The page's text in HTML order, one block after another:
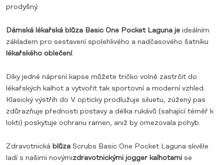
prodyšný.
Dámská lékařská blůza Basic One Pocket Laguna je ideálním
základem pro sestavení spolehlivého a nadčasového šatníku
lékařského oblečení.
Díky jedné náprsní kapse můžete tričko volně zastrčit do
lékařských kalhot a vytvořit tak sportovní a moderní vzhled.
Klasický výstřih do V opticky prodlužuje siluetu, zúžený pas
zdůrazňuje přednosti postavy a délka rukávů (sahající téměř k
lokti) poskytuje ochranu ramen, aniž by omezovala pohyb.
Zdravotnická blůza Scrubs Basic One Pocket Laguna skvěle
ladí s našimi novýmizdravotnickými jogger kalhotami se